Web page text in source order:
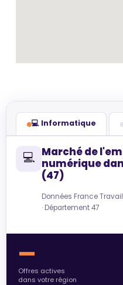
💻 Informatique
💻 Marché de
numérique
(47)
Données France Travail
· Département 47
—
Offres actives
dans votre région